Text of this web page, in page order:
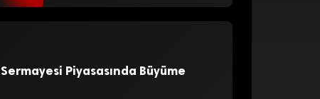
Piyasasında Büyüme